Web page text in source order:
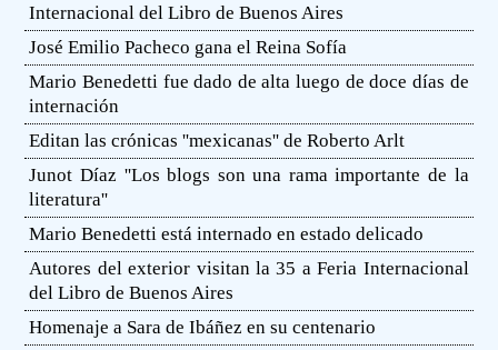
Internacional del Libro de Buenos Aires
José Emilio Pacheco gana el Reina Sofía
Mario Benedetti fue dado de alta luego de doce días de
internación
Editan las crónicas ''mexicanas'' de Roberto Arlt
Junot Díaz ''Los blogs son una rama importante de la
literatura''
Mario Benedetti está internado en estado delicado
Autores del exterior visitan la 35 a Feria Internacional
del Libro de Buenos Aires
Homenaje a Sara de Ibáñez en su centenario